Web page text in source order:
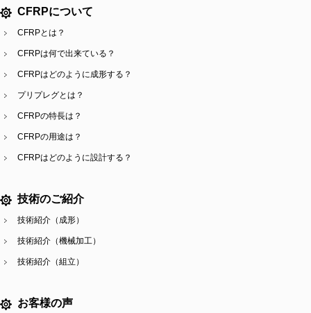
CFRPについて
CFRPとは？
CFRPは何で出来ている？
CFRPはどのように成形する？
プリプレグとは？
CFRPの特長は？
CFRPの用途は？
CFRPはどのように設計する？
技術のご紹介
技術紹介（成形）
技術紹介（機械加工）
技術紹介（組立）
お客様の声